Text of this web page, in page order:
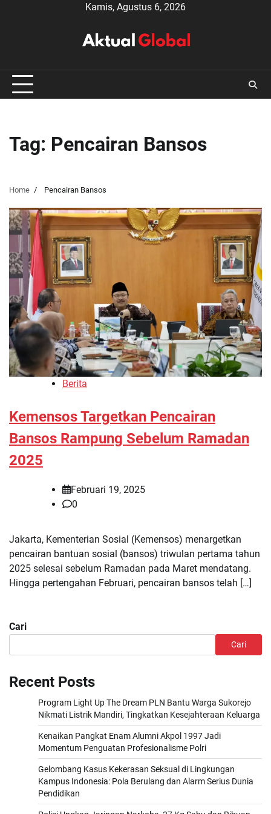
Kamis, Agustus 6, 2026
Tag: Pencairan Bansos
Home Pencairan Bansos
Berita
Kemensos Targetkan Pencairan
Bansos Rampung Sebelum Ramadan
2025
Februari 19, 2025
0
Jakarta, Kementerian Sosial (Kemensos) menargetkan
pencairan bantuan sosial (bansos) triwulan pertama tahun
2025 selesai sebelum Ramadan pada Maret mendatang.
Hingga pertengahan Februari, pencairan bansos telah […]
Cari
Cari
Recent Posts
Program Light Up The Dream PLN Bantu Warga Sukorejo
Nikmati Listrik Mandiri, Tingkatkan Kesejahteraan Keluarga
Kenaikan Pangkat Enam Alumni Akpol 1997 Jadi
Momentum Penguatan Profesionalisme Polri
Gelombang Kasus Kekerasan Seksual di Lingkungan
Kampus Indonesia: Pola Berulang dan Alarm Serius Dunia
Pendidikan